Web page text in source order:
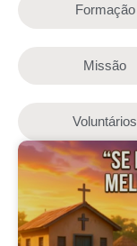
Formação
Missão
Voluntários